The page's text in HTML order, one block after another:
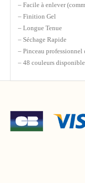
– Facile à enlever
– Finition Gel
– Longue Tenue
– Séchage Rapide
– Pinceau professionnel
– 48 couleurs